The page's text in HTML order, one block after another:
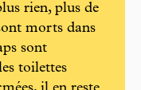
rien, plus de
morts dans
sont
toilettes